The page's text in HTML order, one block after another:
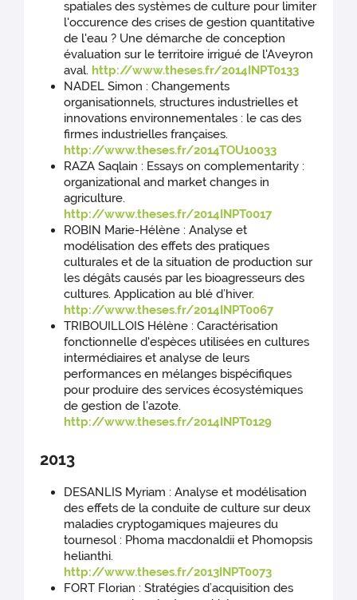
spatiales des systèmes de culture pour limiter
l'occurence des crises de gestion quantitative
de l'eau ? Une démarche de conception
évaluation sur le territoire irrigué de l'Aveyron
aval. http://www.theses.fr/2014INPT0133
NADEL Simon : Changements
organisationnels, structures industrielles et
innovations environnementales : le cas des
firmes industrielles françaises.
http://www.theses.fr/2014TOU10033
RAZA Saqlain : Essays on complementarity :
organizational and market changes in
agriculture.
http://www.theses.fr/2014INPT0017
ROBIN Marie-Hélène : Analyse et
modélisation des effets des pratiques
culturales et de la situation de production sur
les dégâts causés par les bioagresseurs des
cultures. Application au blé d’hiver.
http://www.theses.fr/2014INPT0067
TRIBOUILLOIS Hélène : Caractérisation
fonctionnelle d'espèces utilisées en cultures
intermédiaires et analyse de leurs
performances en mélanges bispécifiques
pour produire des services écosystémiques
de gestion de l'azote.
http://www.theses.fr/2014INPT0129
2013
DESANLIS Myriam : Analyse et modélisation
des effets de la conduite de culture sur deux
maladies cryptogamiques majeures du
tournesol : Phoma macdonaldii et Phomopsis
helianthi.
http://www.theses.fr/2013INPT0073
FORT Florian : Stratégies d’acquisition des